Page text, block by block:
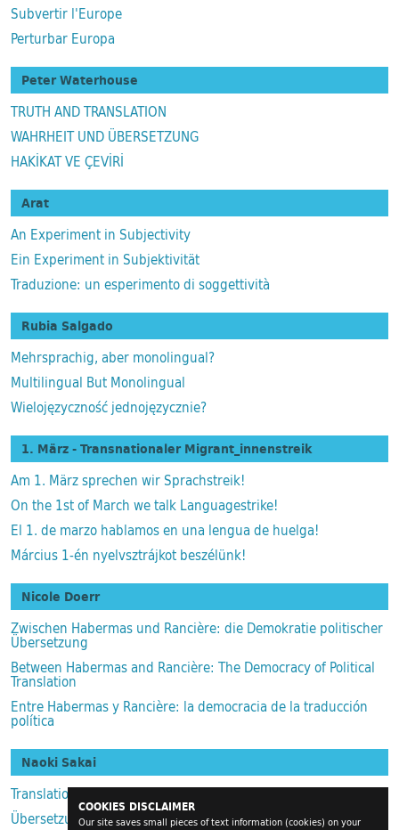
COOKIES DISCLAIMER
Our site saves small pieces of text information (cookies) on your
Subvertir l'Europe
Perturbar Europa
Peter Waterhouse
TRUTH AND TRANSLATION
WAHRHEIT UND ÜBERSETZUNG
HAKİKAT VE ÇEVİRİ
Arat
An Experiment in Subjectivity
Ein Experiment in Subjektivität
Traduzione: un esperimento di soggettività
Rubia Salgado
Mehrsprachig, aber monolingual?
Multilingual But Monolingual
Wielojęzyczność jednojęzycznie?
1. März - Transnationaler Migrant_innenstreik
Am 1. März sprechen wir Sprachstreik!
On the 1st of March we talk Languagestrike!
El 1. de marzo hablamos en una lengua de huelga!
Március 1-én nyelvsztrájkot beszélünk!
Nicole Doerr
Zwischen Habermas und Rancière: die Demokratie politischer
Übersetzung
Between Habermas and Rancière: The Democracy of Political
Translation
Entre Habermas y Rancière: la democracia de la traducción
política
Naoki Sakai
Translation as a Filter
Übersetzung als Filter